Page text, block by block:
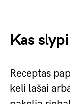
Kas
Receptas
keli lašai